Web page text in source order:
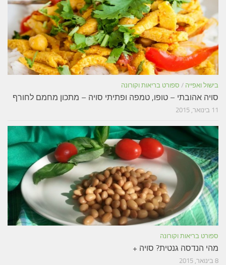
בישול ואפייה / ספורט בריאות וקורונה
סויה אהובתי – טופו, טמפה ופתיתי סויה – מתכון מחמם לחורף
11 בינואר, 2015
ספורט בריאות וקורונה
מהי הנדסה גנטית? סויה +
8 בינואר, 2015